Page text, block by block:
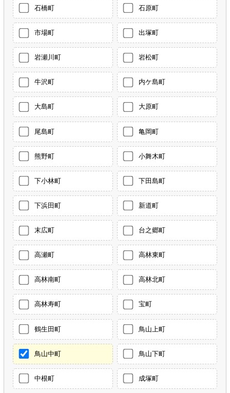
石橋町 石原町
市場町 出塚町
岩瀬川町 岩松町
牛沢町 内ケ島町
大島町 大原町
尾島町 亀岡町
熊野町 小舞木町
下小林町 下田島町
下浜田町 新道町
末広町 台之郷町
高瀬町 高林東町
高林南町 高林北町
高林寿町 宝町
鶴生田町 鳥山上町
鳥山中町 鳥山下町
中根町 成塚町